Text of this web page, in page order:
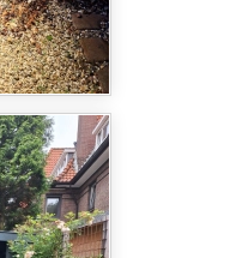
gewerkt.
volledig
wensen? Neem
Groenprojecten, en
betekenen.